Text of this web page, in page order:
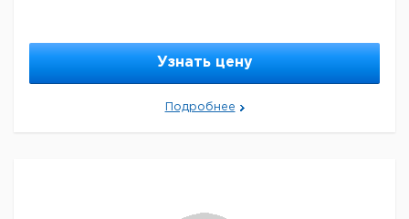
Узнать цену
Подробнее